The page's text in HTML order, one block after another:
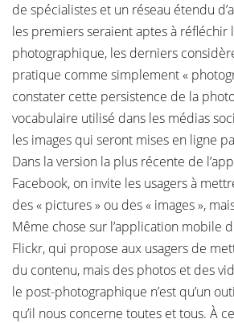
de spécialistes et un réseau étendu
les premiers seraient aptes à réfléchir
photographique, les derniers
pratique comme simplement «
constater cette persistence de la
vocabulaire utilisé dans les médias
les images qui seront mises en ligne
Dans la version la plus récente de
Facebook, on invite les usagers à
des « pictures » ou des « images »,
Même chose sur l’application mobile
Flickr, qui propose aux usagers de
du contenu, mais des photos et des
le post-photographique n’est qu’un
qu’il nous concerne toutes et tous. À